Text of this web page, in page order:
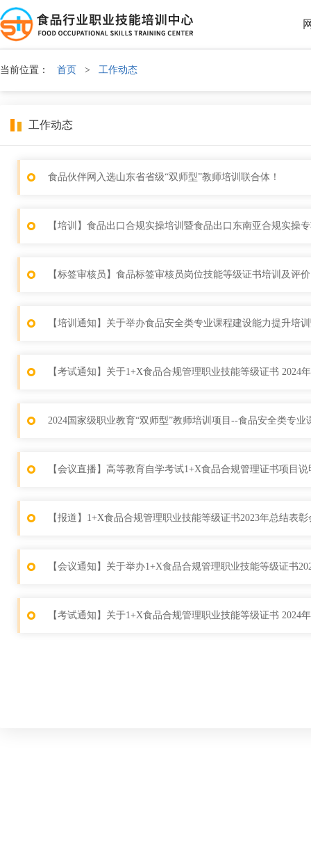
当前位置： 首页 > 工作动态
工作动态
食品伙伴网入选山东省省级“双师型”教师培训联合体！
【培训】食品出口合规实操培训暨食品出口东南亚合规实操
【标签审核员】食品标签审核员岗位技能等级证书培训及评价
【培训通知】关于举办食品安全类专业课程建设能力提升培
【考试通知】关于1+X食品合规管理职业技能等级证书 2024
2024国家级职业教育“双师型”教师培训项目--食品安全类专业
【会议直播】高等教育自学考试1+X食品合规管理证书项目说
【报道】1+X食品合规管理职业技能等级证书2023年总结表
【会议通知】关于举办1+X食品合规管理职业技能等级证书
【考试通知】关于1+X食品合规管理职业技能等级证书 2024